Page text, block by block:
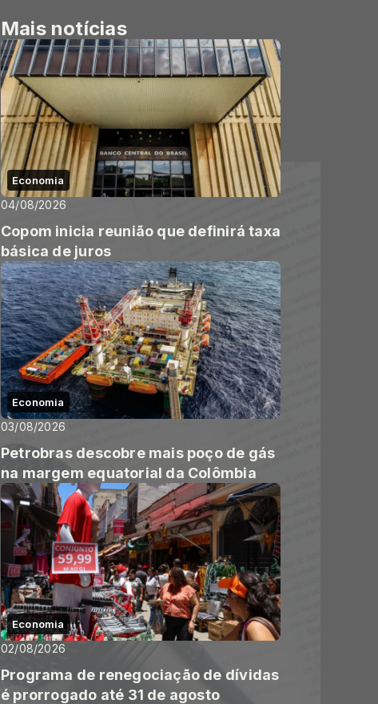
Mais notícias
Economia
04/08/2026
Copom inicia reunião que definirá taxa
básica de juros
Economia
03/08/2026
Petrobras descobre mais poço de gás
na margem equatorial da Colômbia
Economia
02/08/2026
Programa de renegociação de dívidas
é prorrogado até 31 de agosto